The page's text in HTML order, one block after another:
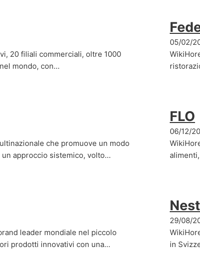
20 filiali commerciali, oltre 1000
mondo, con…
05/02/
che promuove un modo
approccio sistemico, volto…
FLO
06/12/
leader mondiale nel piccolo
prodotti innovativi con una…
29/08/
in